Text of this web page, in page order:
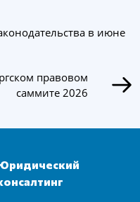
в июне
правовом
саммите 2026